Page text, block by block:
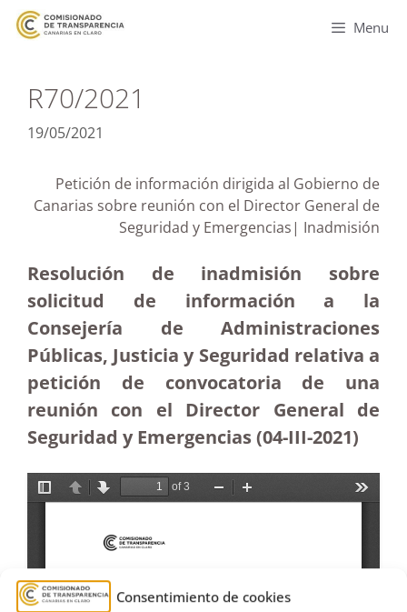
Consentimiento de cookies
Menu
R70/2021
19/05/2021
Petición de información dirigida al Gobierno de
Canarias sobre reunión con el Director General de
Seguridad y Emergencias| Inadmisión
Resolución de inadmisión sobre
solicitud de información a la
Consejería de Administraciones
Públicas, Justicia y Seguridad relativa a
petición de convocatoria de una
reunión con el Director General de
Seguridad y Emergencias (04-III-2021)